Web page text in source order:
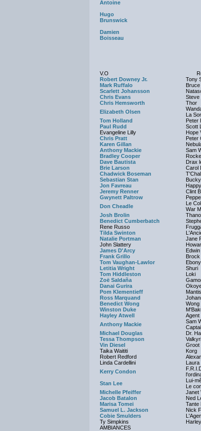
Antoine
Hugo
Brunswick
Damien
Boisseau
V.O
Robert Downey Jr.
Tony
Mark Ruffalo
Scarlett Johansson
Chris Evans
Steve
Chris Hemsworth
Thor
Elizabeth Olsen
La
Tom Holland
Peter
Paul Rudd
Scott
Evangeline Lilly
Hope
Chris Pratt
Peter
Karen Gillan
Anthony Mackie
Sam
Bradley Cooper
Dave Bautista
Drax
Brie Larson
Carol
Chadwick Boseman
Sebastian Stan
Jon Favreau
Jeremy Renner
Clint
Gwynett Paltrow
Don Cheadle
Le
War
Josh Brolin
Benedict Cumberbatch
Rene Russo
Tilda Swinton
Natalie Portman
Jane
John Slattery
James D'Arcy
Frank Grillo
Tom Vaughan-Lawlor
Letitia Wright
Shuri
Tom Hiddleston
Loki
Zoë Saldaña
Danai Gurira
Pom Klementieff
Mantis
Ross Marquand
Benedict Wong
Wong
Winston Duke
Hayley Atwell
Agent
Anthony Mackie
Sam
Michael Douglas
Dr.
Tessa Thompson
Vin Diesel
Groot
Taika Waititi
Korg
Robert Redford
Linda Cardellini
Laura
Kerry Condon
Stan Lee
Lui-
Le
Michelle Pfeiffer
Janet
Jacob Batalon
Ned
Marisa Tomei
Tante
Samuel L. Jackson
Nick
Cobie Smulders
Ty Simpkins
AMBIANCES